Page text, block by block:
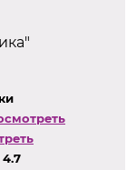
4.7